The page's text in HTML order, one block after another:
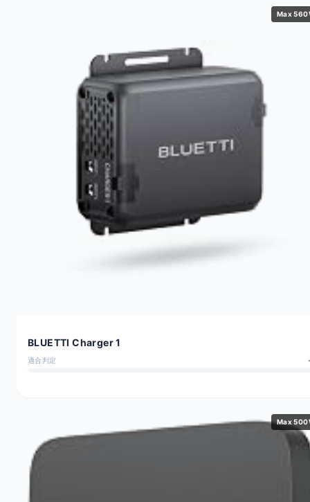
Max
BLUETTI Charger 1
適合判定
Max